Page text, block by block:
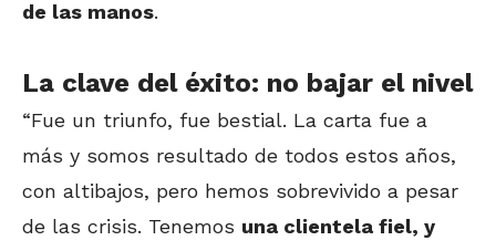
de las manos.
La clave del éxito: no bajar el nivel
“Fue un triunfo, fue bestial. La carta fue a
más y somos resultado de todos estos años,
con altibajos, pero hemos sobrevivido a pesar
de las crisis. Tenemos una clientela fiel, y